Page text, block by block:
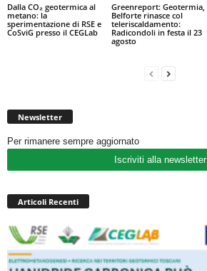
Dalla CO₂ geotermica al
metano: la
sperimentazione di RSE e
CoSviG presso il CEGLab
Greenreport: Geotermia,
Belforte rinasce col
teleriscaldamento:
Radicondoli in festa il 23
agosto
Newsletter
Per rimanere sempre aggiornato
Iscriviti alla newsletter
Articoli Recenti